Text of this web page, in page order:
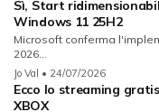
Sì, Start
Windows 11 25H2
Microsoft conferma
2026...
Jo Val • 24/07/2026
Ecco lo streaming
XBOX